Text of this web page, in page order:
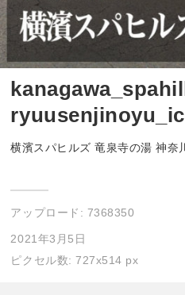
横濱スパヒルズ 竜泉寺の湯 神奈
アップロード: 7368350
2021年3月5日
ピクセル数: 727x514 px